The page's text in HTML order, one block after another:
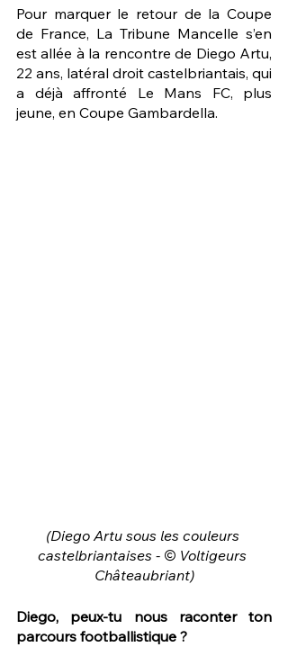
Pour marquer le retour de la Coupe
de France, La Tribune Mancelle s’en
est allée à la rencontre de Diego Artu,
22 ans, latéral droit castelbriantais, qui
a déjà affronté Le Mans FC, plus
jeune, en Coupe Gambardella.
(Diego Artu sous les couleurs
castelbriantaises - © Voltigeurs
Châteaubriant)
Diego, peux-tu nous raconter ton
parcours footballistique ?